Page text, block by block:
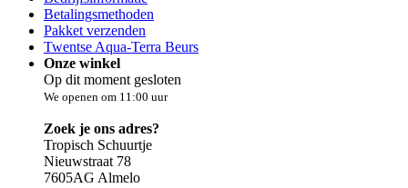
Betalingsmethoden
Pakket verzenden
Twentse Aqua-Terra Beurs
Onze winkel
Op dit moment gesloten
We openen om 11:00 uur
Zoek je ons adres?
Tropisch Schuurtje
Nieuwstraat 78
7605AG Almelo